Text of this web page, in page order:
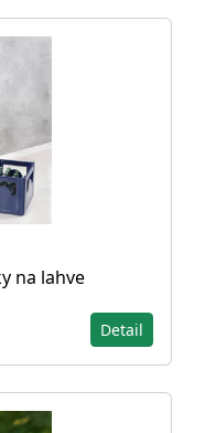
na lahve
Detail